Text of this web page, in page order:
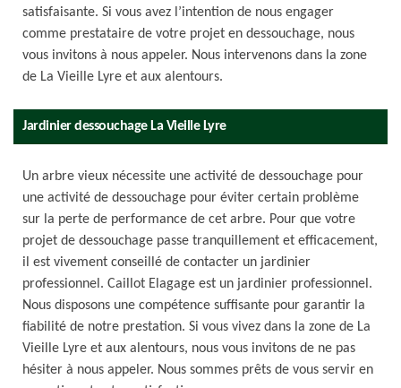
satisfaisante. Si vous avez l’intention de nous engager
comme prestataire de votre projet en dessouchage, nous
vous invitons à nous appeler. Nous intervenons dans la zone
de La Vieille Lyre et aux alentours.
Jardinier dessouchage La Vieille Lyre
Un arbre vieux nécessite une activité de dessouchage pour
une activité de dessouchage pour éviter certain problème
sur la perte de performance de cet arbre. Pour que votre
projet de dessouchage passe tranquillement et efficacement,
il est vivement conseillé de contacter un jardinier
professionnel. Caillot Elagage est un jardinier professionnel.
Nous disposons une compétence suffisante pour garantir la
fiabilité de notre prestation. Si vous vivez dans la zone de La
Vieille Lyre et aux alentours, nous vous invitons de ne pas
hésiter à nous appeler. Nous sommes prêts de vous servir en